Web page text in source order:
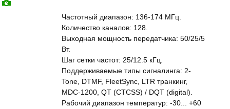
Частотный диапазон: 136-174 МГц.
Количество каналов: 128.
Выходная мощность передатчика: 50/25/5
Вт.
Шаг сетки частот: 25/12.5 кГц.
Поддерживаемые типы сигналинга: 2-
Tone, DTMF, FleetSync, LTR транкинг,
MDC-1200, QT (CTCSS) / DQT (digital).
Рабочий диапазон температур: -30... +60